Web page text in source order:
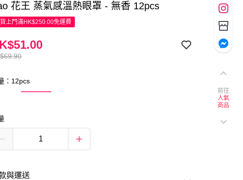
花王 蒸氣感溫熱眼罩 - 無香 12pcs
上門滿HK$250.00免運費
：12pcs
與運送
前往
人氣
商品